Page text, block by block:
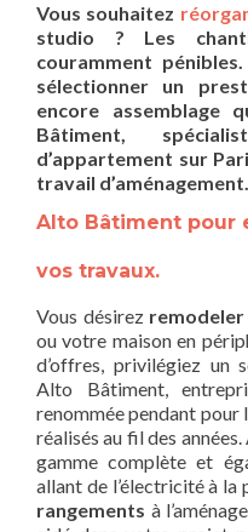
Vous souhaitez
studio ? Les
couramment
sélectionner un
encore assemblage
Bâtiment,
d’appartement sur
travail d’aménagement.
Alto Bâtiment pour
vos travaux.
Vous désirez
ou votre maison en
d’offres, privilégiez un
Alto Bâtiment,
renommée pendant pour
réalisés au fil des
gamme complète et
allant de l’électricité à la
rangements à